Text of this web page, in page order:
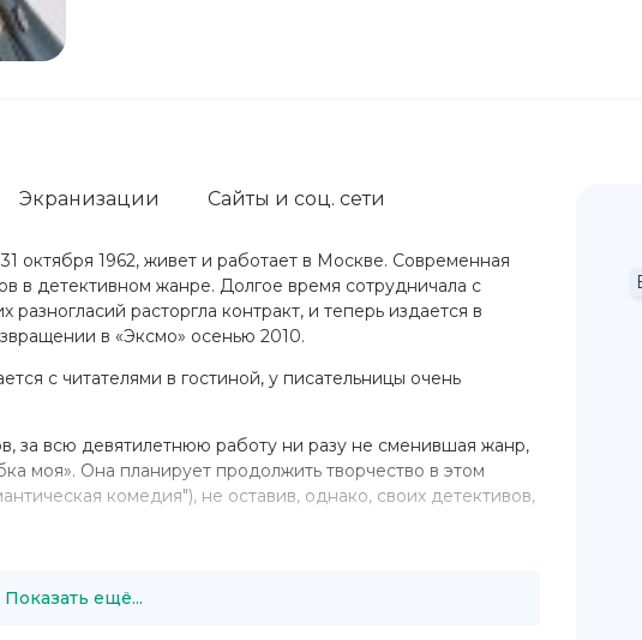
октября 1962, живет и работает в Москве. Современная
в детективном жанре. Долгое время сотрудничала с
разногласий расторгла контракт, и теперь издается в
в «Эксмо» осенью 2010.
с читателями в гостиной, у писательницы очень
за всю девятилетнюю работу ни разу не сменившая жанр,
моя». Она планирует продолжить творчество в этом
комедия"), не оставив, однако, своих детективов,
Показать ещё...
Экранизации Сайты и соц. сети